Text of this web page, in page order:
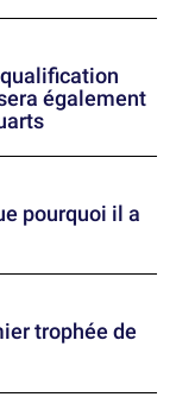
également
pourquoi il a
trophée de